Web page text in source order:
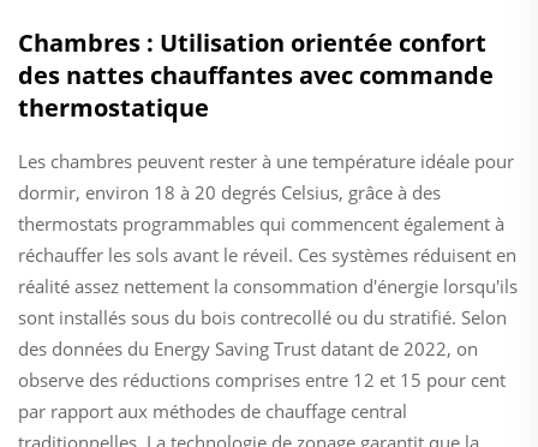
Chambres : Utilisation orientée confort
des nattes chauffantes avec commande
thermostatique
Les chambres peuvent rester à une température idéale pour
dormir, environ 18 à 20 degrés Celsius, grâce à des
thermostats programmables qui commencent également à
réchauffer les sols avant le réveil. Ces systèmes réduisent en
réalité assez nettement la consommation d'énergie lorsqu'ils
sont installés sous du bois contrecollé ou du stratifié. Selon
des données du Energy Saving Trust datant de 2022, on
observe des réductions comprises entre 12 et 15 pour cent
par rapport aux méthodes de chauffage central
traditionnelles. La technologie de zonage garantit que la